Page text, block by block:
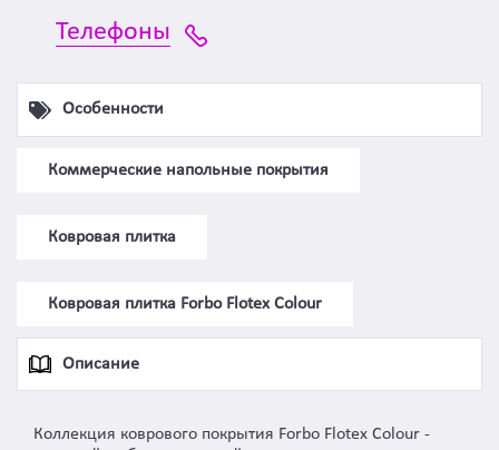
Телефоны
Особенности
Коммерческие напольные покрытия
Ковровая плитка
Ковровая плитка Forbo Flotex Colour
Описание
Коллекция коврового покрытия Forbo Flotex Colour -